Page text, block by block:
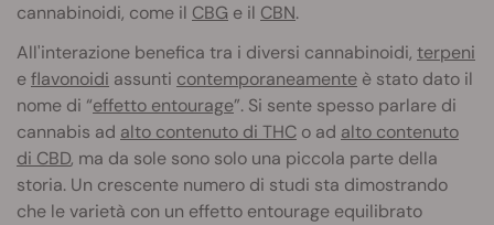
cannabinoidi, come il CBG e il CBN.
All'interazione benefica tra i diversi cannabinoidi, terpeni
eflavonoidi assunti contemporaneamente è stato dato il
nome di “effetto entourage”. Si sente spesso parlare di
cannabis ad alto contenuto di THC o ad alto contenuto
di CBD, ma da sole sono solo una piccola parte della
storia. Un crescente numero di studi sta dimostrando
che le varietà con un effetto entourage equilibrato